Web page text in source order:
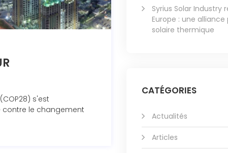
s'est
le changement
Syrius Solar Industry
Europe : une alliance
solaire thermique
CATÉGORIES
Actualités
Articles